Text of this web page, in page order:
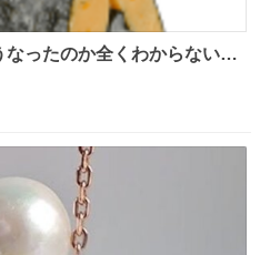
ったのか全くわからない構